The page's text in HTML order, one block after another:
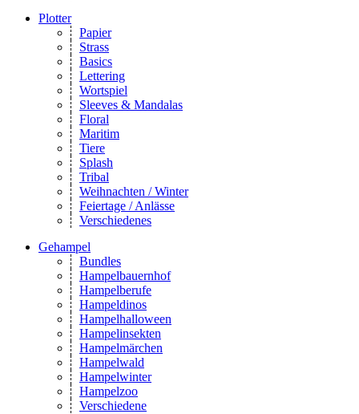
Plotter
Papier
Strass
Basics
Lettering
Wortspiel
Sleeves & Mandalas
Floral
Maritim
Tiere
Splash
Tribal
Weihnachten / Winter
Feiertage / Anlässe
Verschiedenes
Gehampel
Bundles
Hampelbauernhof
Hampelberufe
Hampeldinos
Hampelhalloween
Hampelinsekten
Hampelmärchen
Hampelwald
Hampelwinter
Hampelzoo
Verschiedene